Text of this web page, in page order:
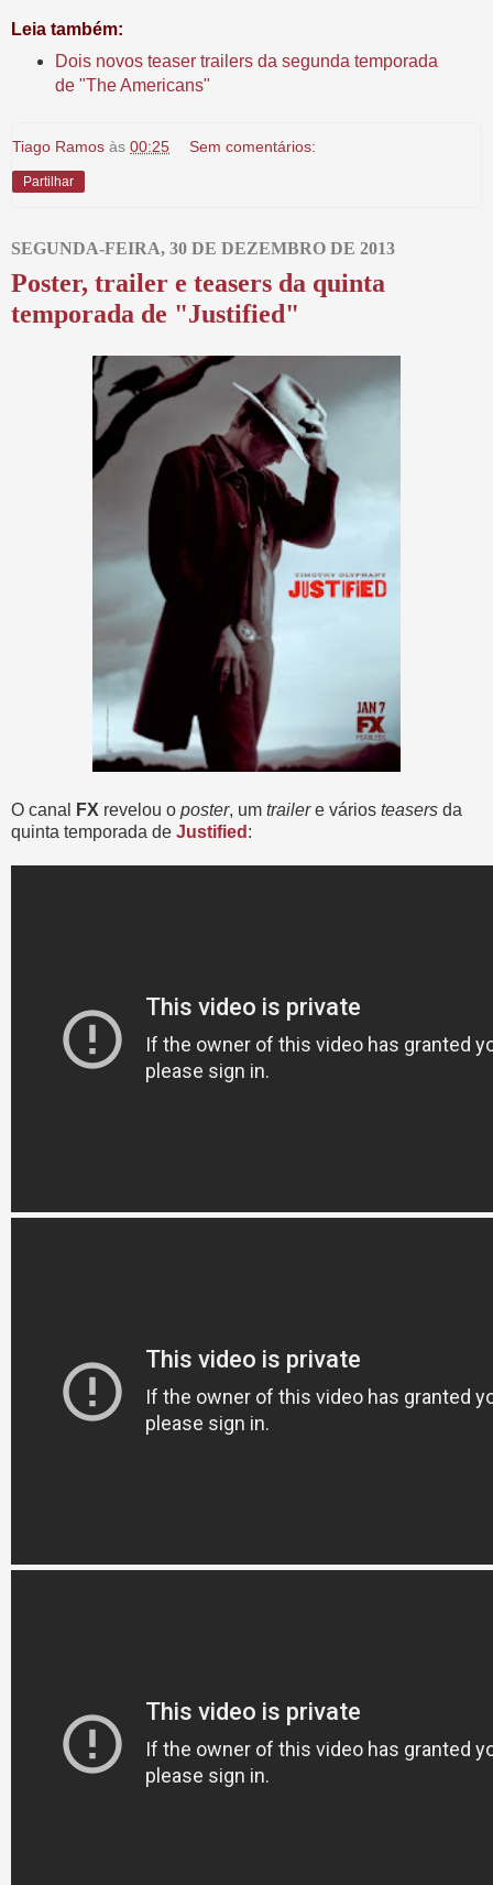
Leia também:
Dois novos teaser trailers da segunda temporada
de "The Americans"
Tiago Ramos às 00:25 Sem comentários:
Partilhar
SEGUNDA-FEIRA, 30 DE DEZEMBRO DE 2013
Poster, trailer e teasers da quinta
temporada de "Justified"
O canal FX revelou o poster, um trailere vários teasers da
quinta temporada de Justified :